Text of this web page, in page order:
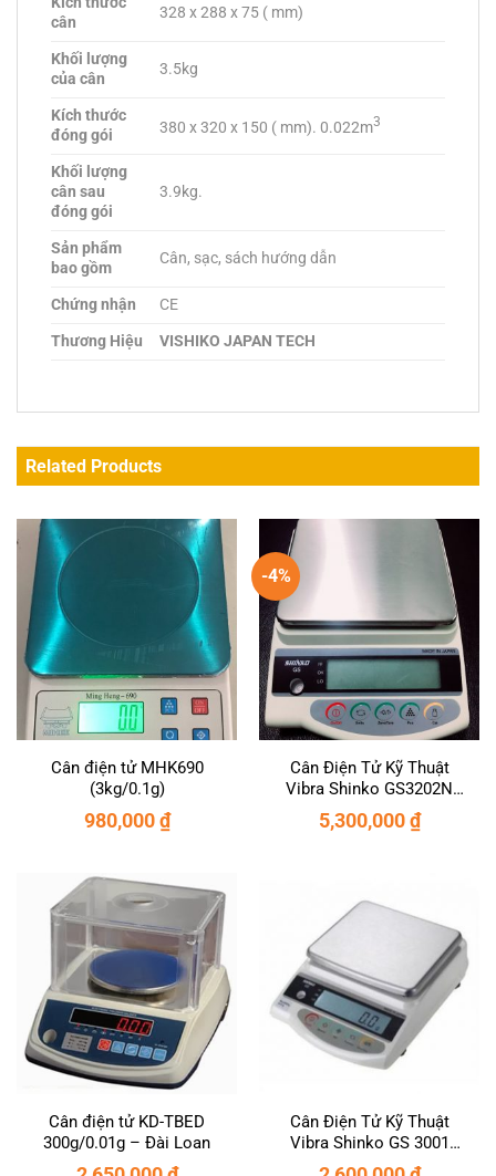
cân
328 x 288 x 75 ( mm)
Khối lượng
của cân
3.5kg
Kích thước
đóng gói
380 x 320 x 150 ( mm). 0.022m3
Khối lượng
cân sau
đóng gói
3.9kg.
Sản phẩm
bao gồm
Cân, sạc, sách hướng dẫn
Chứng nhận
CE
Thương Hiệu
VISHIKO JAPAN TECH
Related Products
Cân điện tử MHK690
(3kg/0.1g)
980,000₫
-4%
Cân Điện Tử Kỹ Thuật
Vibra Shinko GS3202N
(3200g/0.01g)
5,300,000₫
Cân điện tử KD-TBED
300g/0.01g – Đài Loan
Cân Điện Tử Kỹ Thuật
Vibra Shinko GS 3001
(3000g/0.1g)